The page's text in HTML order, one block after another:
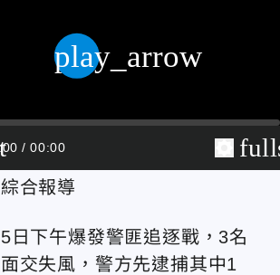
00:00
play_arrow
合報導
日下午爆發警匪追逐戰，3名
交失風，警方先逮捕其中1